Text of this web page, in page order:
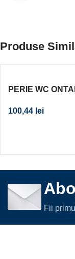
Produse
PERIE WC
100,44 lei
Fii